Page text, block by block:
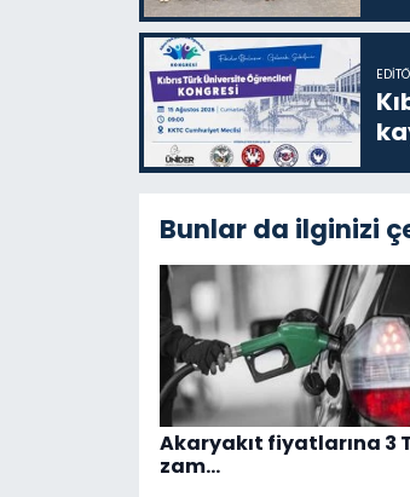
Bunlar da ilginizi
Akaryakıt fiyatlarına 3
zam…